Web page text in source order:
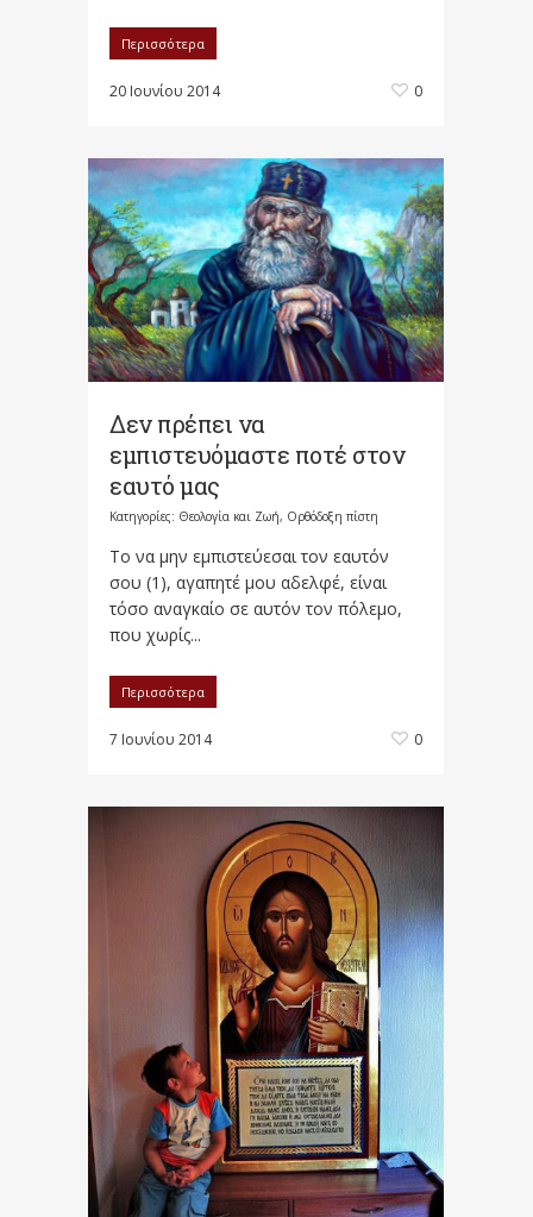
Περισσότερα
20 Ιουνίου 2014 0
Δεν πρέπει να
εμπιστευόμαστε ποτέ στον
εαυτό μας
Κατηγορίες: Θεολογία και Ζωή, Ορθόδοξη πίστη
Το να μην εμπιστεύεσαι τον εαυτόν
σου (1), αγαπητέ μου αδελφέ, είναι
τόσο αναγκαίο σε αυτόν τον πόλεμο,
που χωρίς...
Περισσότερα
7 Ιουνίου 2014 0